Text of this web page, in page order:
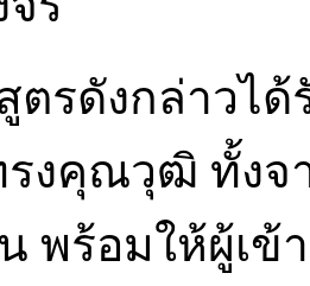
ตรดังกล่าวไ
งคุณวุฒิ ทั้งจ
พร้อมให้ผู้เ